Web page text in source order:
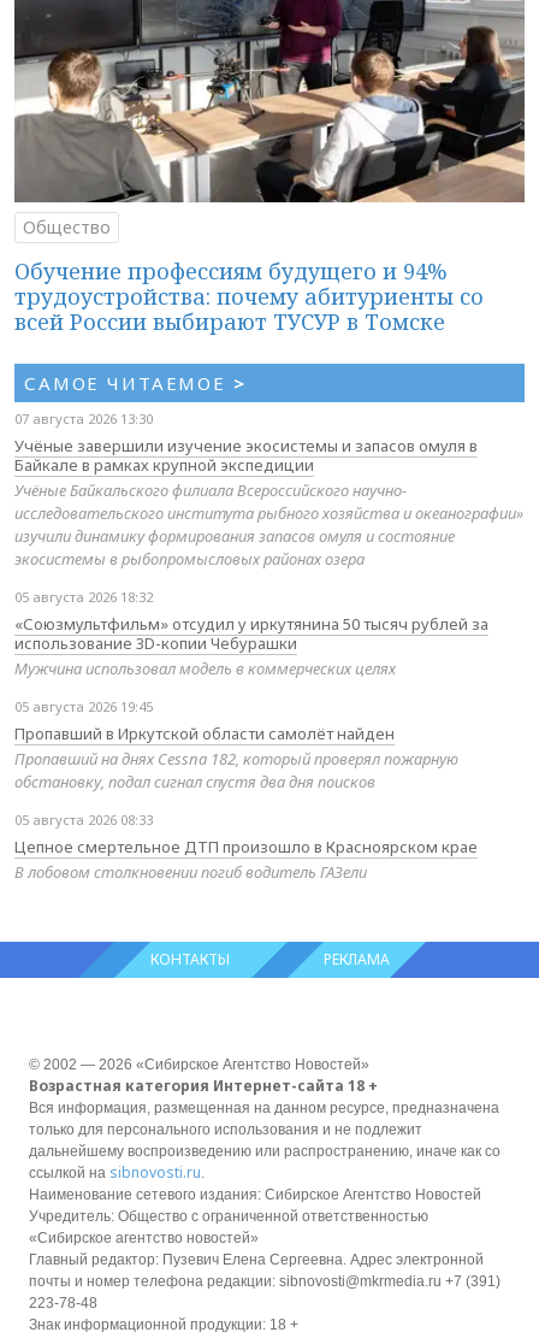
Общество
Обучение профессиям будущего и 94%
трудоустройства: почему абитуриенты со
всей России выбирают ТУСУР в Томске
САМОЕ ЧИТАЕМОЕ >
07 августа 2026 13:30
Учёные завершили изучение экосистемы и запасов омуля в
Байкале в рамках крупной экспедиции
Учёные Байкальского филиала Всероссийского научно-
исследовательского института рыбного хозяйства и океанографии»
изучили динамику формирования запасов омуля и состояние
экосистемы в рыбопромысловых районах озера
05 августа 2026 18:32
«Союзмультфильм» отсудил у иркутянина 50 тысяч рублей за
использование 3D-копии Чебурашки
Мужчина использовал модель в коммерческих целях
05 августа 2026 19:45
Пропавший в Иркутской области самолёт найден
Пропавший на днях Cessna 182, который проверял пожарную
обстановку, подал сигнал спустя два дня поисков
05 августа 2026 08:33
Цепное смертельное ДТП произошло в Красноярском крае
В лобовом столкновении погиб водитель ГАЗели
КОНТАКТЫ РЕКЛАМА
© 2002 — 2026 «Сибирское Агентство Новостей»
Возрастная категория Интернет-сайта 18 +
Вся информация, размещенная на данном ресурсе, предназначена
только для персонального использования и не подлежит
дальнейшему воспроизведению или распространению, иначе как со
ссылкой на sibnovosti.ru.
Наименование сетевого издания: Сибирское Агентство Новостей
Учредитель: Общество с ограниченной ответственностью
«Сибирское агентство новостей»
Главный редактор: Пузевич Елена Сергеевна. Адрес электронной
почты и номер телефона редакции: sibnovosti@mkrmedia.ru +7 (391)
223-78-48
Знак информационной продукции: 18 +